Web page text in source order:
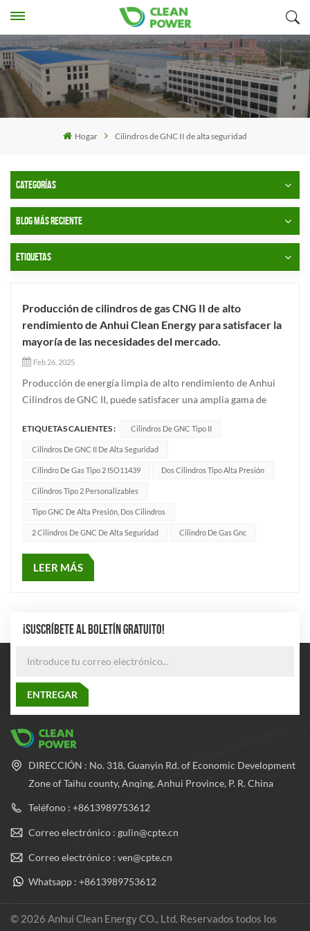
Hogar Cilindros de GNC II de alta seguridad
CATEGORÍAS
BLOG MÁS RECIENTE
ETIQUETAS
Producción de cilindros de gas CNG II de alto
rendimiento de Anhui Clean Energy para satisfacer la
mayoría de las necesidades del mercado.
Feb 26, 2025
Producción de energía limpia de alto rendimiento de Anhui
Cilindros de GNC II, puede satisfacer una amplia gama de
producción y venta de cilindros de gas, Anhui Clean Energy
Cilindros de gas CNG II No solo cumplen con los estándares
ejecutivos...
ETIQUETAS CALIENTES : Cilindros De GNC Tipo II
Cilindros De GNC II De Alta Seguridad
Cilindro De Gas Tipo 2 ISO11439 Dos Cilindros Tipo Alta Presión
Cilindros Tipo 2 Personalizables
Tipo GNC De Alta Presión, Dos Cilindros
2 Cilindros De GNC De Alta Seguridad Cilindro De Gas Gnc
LEER MÁS
¡SUSCRÍBETE AL BOLETÍN GRATUITO!
DIRECCIÓN : No. 318, Guanyin Rd. of Economic Development
Zone of Taihu county, Anqing, Anhui Province, P. R. China
Teléfono : +8613989753612
Correo electrónico : gulin@cpte.cn
Correo electrónico : ven@cpte.cn
Whatsapp : +8613989753612
© 2026 Anhui Clean Energy CO., Ltd. Reservados todos los